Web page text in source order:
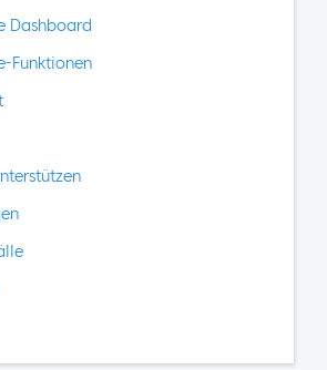
Dashboard
Funktionen